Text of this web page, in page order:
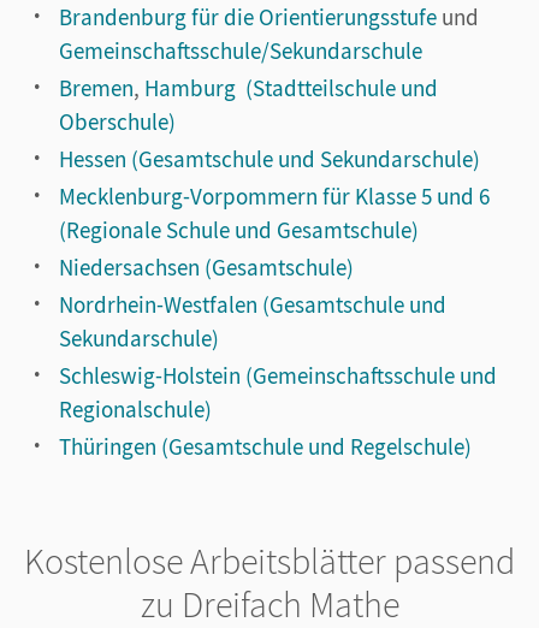
Brandenburg für die Orientierungsstufe und
Gemeinschaftsschule/Sekundarschule
Bremen, Hamburg (Stadtteilschule und
Oberschule)
Hessen (Gesamtschule und Sekundarschule)
Mecklenburg-Vorpommern für Klasse 5 und 6
(Regionale Schule und Gesamtschule)
Niedersachsen (Gesamtschule)
Nordrhein-Westfalen (Gesamtschule und
Sekundarschule)
Schleswig-Holstein (Gemeinschaftsschule und
Regionalschule)
Thüringen (Gesamtschule und Regelschule)
Kostenlose Arbeitsblätter passend
zu Dreifach Mathe